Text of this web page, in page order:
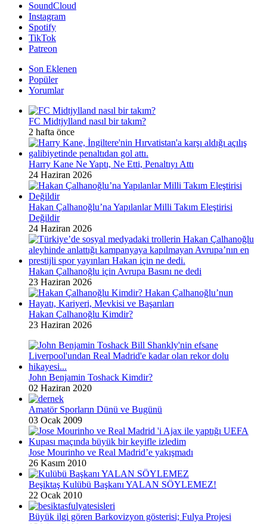
SoundCloud
Instagram
Spotify
TikTok
Patreon
Son Eklenen
Popüler
Yorumlar
FC Midtjylland nasıl bir takım?
2 hafta önce
Harry Kane Ne Yaptı, Ne Etti, Penaltıyı Attı
24 Haziran 2026
Hakan Çalhanoğlu’na Yapılanlar Milli Takım Eleştirisi
Değildir
24 Haziran 2026
Hakan Çalhanoğlu için Avrupa Basını ne dedi
23 Haziran 2026
Hakan Çalhanoğlu Kimdir?
23 Haziran 2026
John Benjamin Toshack Kimdir?
02 Haziran 2020
Amatör Sporların Dünü ve Bugünü
03 Ocak 2009
Jose Mourinho ve Real Madrid’e yakışmadı
26 Kasım 2010
Beşiktaş Kulübü Başkanı YALAN SÖYLEMEZ!
22 Ocak 2010
Büyük ilgi gören Barkovizyon gösterisi; Fulya Projesi